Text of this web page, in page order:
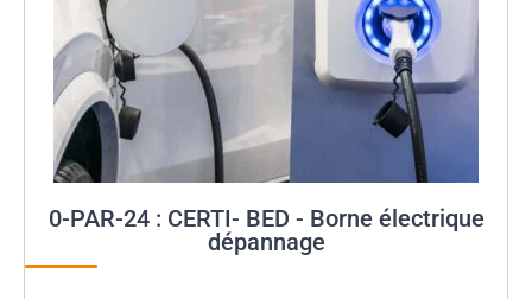
0-PAR-24 : CERTI- BED - Borne électrique
dépannage